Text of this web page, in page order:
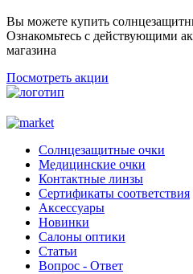
Вы можете купить
Ознакомьтесь с действующими
магазина
Посмотреть акции
Солнцезащитные очки
Медицинские очки
Контактные линзы
Сертификаты соответствия
Аксессуары
Новинки
Салоны оптики
Статьи
Вопрос - Ответ